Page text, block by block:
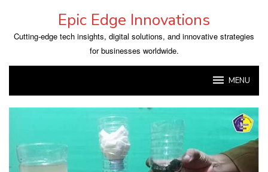
content
Epic Edge Innovations
Cutting-edge tech insights, digital solutions, and innovative strategies
for businesses worldwide.
MENU